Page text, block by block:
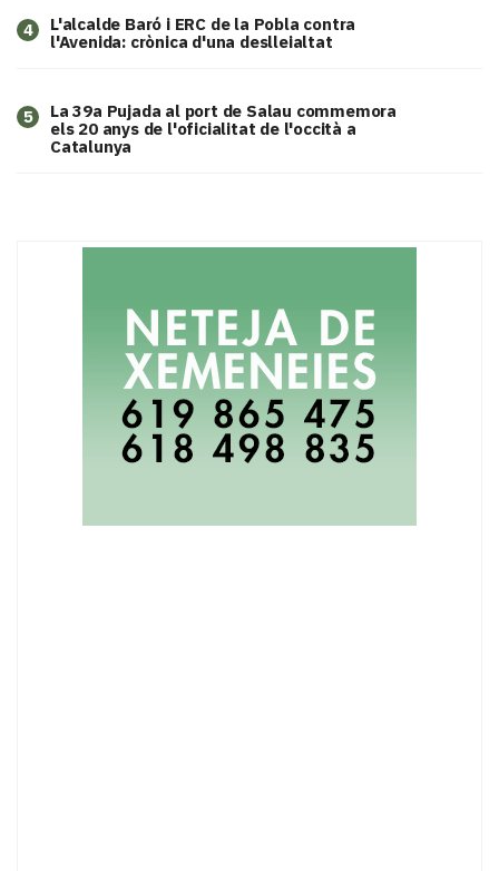
4
L'alcalde Baró i ERC de la Pobla contra
l'Avenida: crònica d'una deslleialtat
5
​La 39a Pujada al port de Salau commemora
els 20 anys de l'oficialitat de l'occità a
Catalunya